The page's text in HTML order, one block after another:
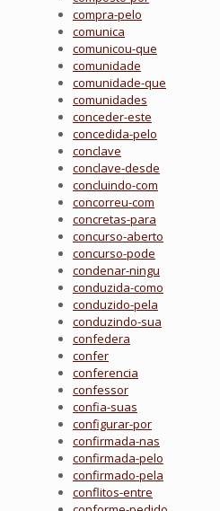
compra-pelo
comunica
comunicou-que
comunidade
comunidade-que
comunidades
conceder-este
concedida-pelo
conclave
conclave-desde
concluindo-com
concorreu-com
concretas-para
concurso-aberto
concurso-pode
condenar-ningu
conduzida-como
conduzido-pela
conduzindo-sua
confedera
confer
conferencia
confessor
confia-suas
configurar-por
confirmada-nas
confirmada-pelo
confirmado-pela
conflitos-entre